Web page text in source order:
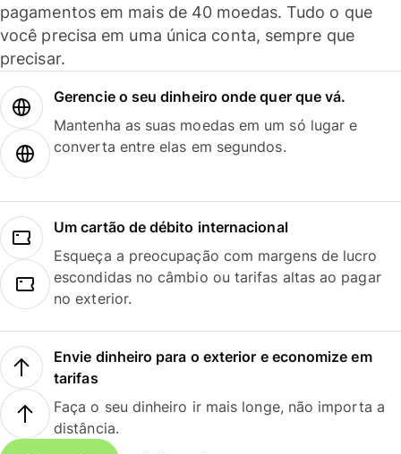
pagamentos em mais de 40 moedas. Tudo o que
você precisa em uma única conta, sempre que
precisar.
Gerencie o seu dinheiro onde quer que vá.
Mantenha as suas moedas em um só lugar e
converta entre elas em segundos.
Um cartão de débito internacional
Esqueça a preocupação com margens de lucro
escondidas no câmbio ou tarifas altas ao pagar
no exterior.
Envie dinheiro para o exterior e economize em
tarifas
Faça o seu dinheiro ir mais longe, não importa a
distância.